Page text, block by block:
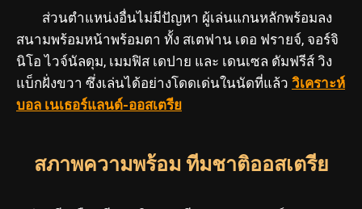
ส่วนตำแหน่งอื่นไม่มีปัญหา ผู้เล่นแกนหลักพร้อมลง
สนามพร้อมหน้าพร้อมตา ทั้ง สเตฟาน เดอ ฟรายจ์, จอร์จิ
นิโอ ไวจ์นัลดุม, เมมฟิส เดปาย และ เดนเซล ดัมฟรีส์ วิง
แบ็กฝั่งขวา ซึ่งเล่นได้อย่างโดดเด่นในนัดที่แล้ว วิเคราะห์
บอล เนเธอร์แลนด์-ออสเตรีย
สภาพความพร้อม ทีมชาติออสเตรีย